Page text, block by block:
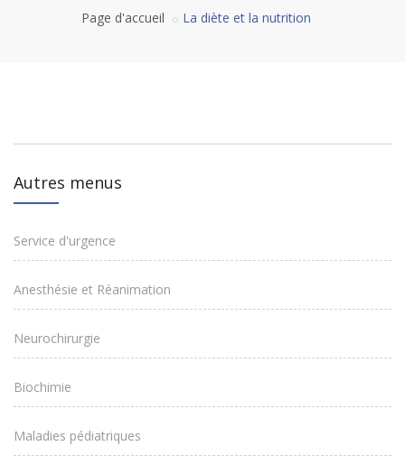
Page d'accueil La diète et la nutrition
Autres menus
Service d'urgence
Anesthésie et Réanimation
Neurochirurgie
Biochimie
Maladies pédiatriques